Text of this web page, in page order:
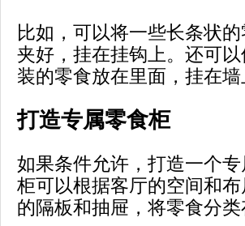
比如，可以将一些长条状
夹好，挂在挂钩上。还可
装的零食放在里面，挂在
打造专属零食柜
如果条件允许，打造一个
柜可以根据客厅的空间和
的隔板和抽屉，将零食分类